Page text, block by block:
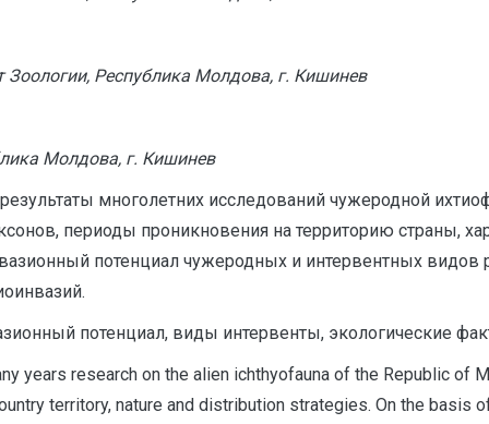
Зоологии, Республика Молдова, г. Кишинев
Молдова, г. Кишинев
многолетних исследований чужеродной
периоды проникновения на территорию страны,
потенциал чужеродных и интервентных
потенциал, виды интервенты, экологические
years research on the alien ichthyofauna of the Republic of
territory, nature and distribution strategies. On the basis